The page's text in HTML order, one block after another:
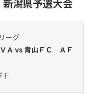
潟県予選大会
ーグ
Ａ vs 青山ＦＣ ＡＦ